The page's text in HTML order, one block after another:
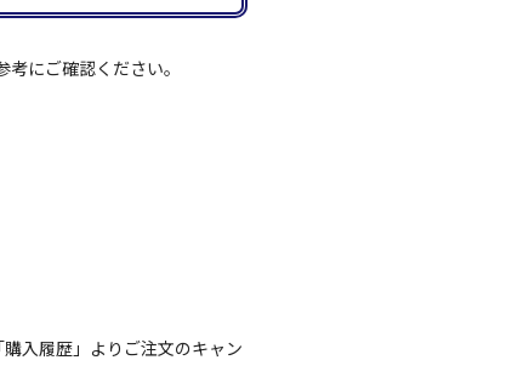
にご確認ください。
入履歴」よりご注文のキャン